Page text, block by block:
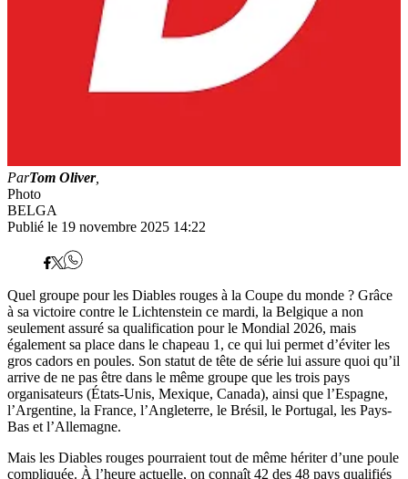
ParTom Oliver,
Photo
BELGA
Publié le 19 novembre 2025 14:22
Quel groupe pour les Diables rouges à la Coupe du monde ? Grâce
à sa victoire contre le Lichtenstein ce mardi, la Belgique a non
seulement assuré sa qualification pour le Mondial 2026, mais
également sa place dans le chapeau 1, ce qui lui permet d’éviter les
gros cadors en poules. Son statut de tête de série lui assure quoi qu’il
arrive de ne pas être dans le même groupe que les trois pays
organisateurs (États-Unis, Mexique, Canada), ainsi que l’Espagne,
l’Argentine, la France, l’Angleterre, le Brésil, le Portugal, les Pays-
Bas et l’Allemagne.
Mais les Diables rouges pourraient tout de même hériter d’une poule
compliquée. À l’heure actuelle, on connaît 42 des 48 pays qualifiés